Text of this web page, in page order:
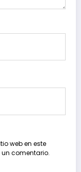
web en este
comentario.